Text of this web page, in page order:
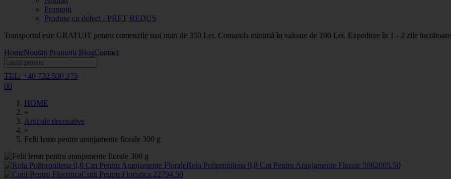
Promoții
Produse cu defect - PRET REDUS
Transportul este GRATUIT pentru comenzile mai mari de 350 Lei. Comanda minimă în valoare de 100 Lei. Expediere în 1 - 2 zile
HomeNoutăți Promoții BlogContact
TEL: +40 732 530 375
00
HOME
»
Articole decorative
»
Felii lemn pentru aranjamente florale 300 g
Rola Polipropilena 0,8 Cm Pentru Aranjamente Florale 5082005.50
Cutit Pentru Floristica 22794.50